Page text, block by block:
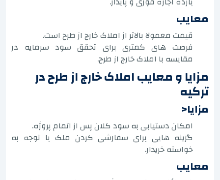
معایب
قیمت معمولا بالاتر از املاک خارج از طرح است.
فرصت های کمتری برای تحقق سود سرمایه در
مقایسه با املاک خارج از طرح.
مزایا و معایب املاک خارج از طرح در
ترکیه
مزایا<
امکان دستیابی به سود کلان پس از اتمام پروژه.
گزینه هایی برای سفارشی کردن ملک با توجه به
خواسته خریدار.
معایب